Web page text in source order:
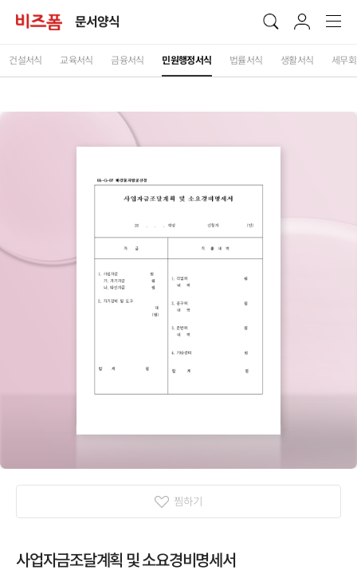
문서양식
건설서식 교육서식 금융서식 민원행정서식 법률서식 생활서식 세무
찜하기
사업자금조달계획 및 소요경비명세서